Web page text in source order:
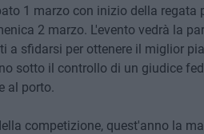
1 marzo con inizio della regata
2 marzo. L'evento vedrà la
a sfidarsi per ottenere il miglior
sotto il controllo di un giudice
al porto.
competizione, quest'anno la